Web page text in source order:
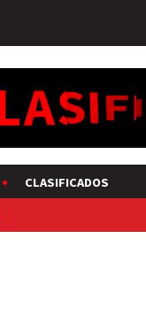
CLASIFICADOS